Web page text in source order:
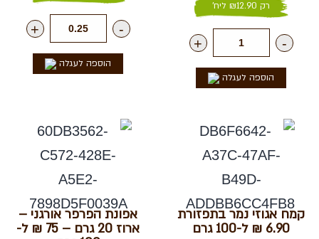
רק ₪12.90 ליח'
-
+
הוספה לעגלה
-
+
הוספה לעגלה
קמח אגוזי נמר בתפזורת
6.90 ₪ ל-100 גרם
אפונת הפרפר אורגני –
ארוז 20 גרם – 75 ₪ ל-